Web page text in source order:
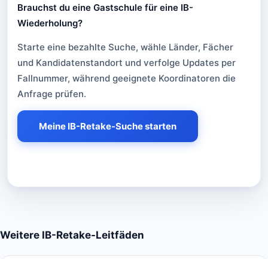
Brauchst du eine Gastschule für eine IB-
Brauchst du eine Gastschule für eine IB-
Wiederholung?
Starte eine bezahlte Suche, wähle Länder, Fächer
und Kandidatenstandort und verfolge Updates per
Fallnummer, während geeignete Koordinatoren die
Anfrage prüfen.
Meine IB-Retake-Suche starten
Weitere IB-Retake-Leitfäden